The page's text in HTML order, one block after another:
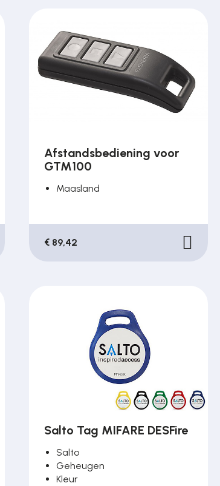
Afstandsbediening voor
GTM100
Maasland
€ 89,42
Salto Tag MIFARE DESFire
Salto
Geheugen
Kleur